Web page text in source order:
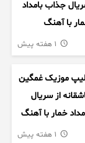
جذاب بامداد
با آهنگ
عاشقانه
موزیک غمگین
از سریال
خمار با آهنگ
احسان خواجه امیری